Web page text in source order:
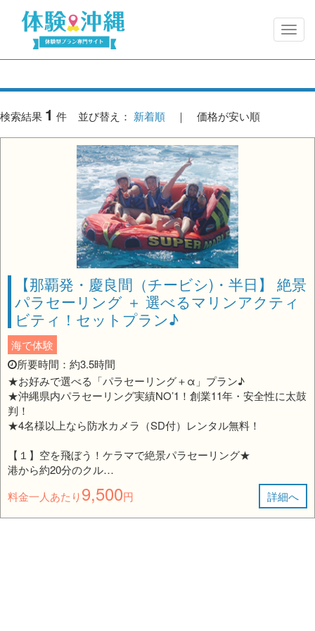
検索結果 1 件 並び替え： 新着順 ｜ 価格が安い順
【那覇発・慶良間（チービシ)・半日】 絶景
パラセーリング ＋ 選べるマリンアクティ
ビティ！セットプラン♪
海で体験
所要時間：約3.5時間
★お好みで選べる「パラセーリング＋α」プラン♪
★沖縄県内パラセーリング実績NO’1！創業11年・安全性に太鼓
判！
★4名様以上なら防水カメラ（SD付）レンタル無料！
【１】空を飛ぼう！ケラマで絶景パラセーリング★
港から約20分のクル…
料金一人あたり9,500円 詳細へ